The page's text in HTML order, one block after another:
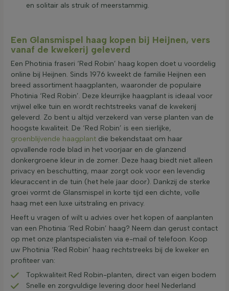
en solitair als struik of meerstammig.
Een Glansmispel haag kopen bij Heijnen, vers
vanaf de kwekerij geleverd
Een Photinia fraseri ‘Red Robin’ haag kopen doet u voordelig
online bij Heijnen. Sinds 1976 kweekt de familie Heijnen een
breed assortiment haagplanten, waaronder de populaire
Photinia ‘Red Robin’. Deze kleurrijke haagplant is ideaal voor
vrijwel elke tuin en wordt rechtstreeks vanaf de kwekerij
geleverd. Zo bent u altijd verzekerd van verse planten van de
hoogste kwaliteit. De ‘Red Robin’ is een sierlijke,
groenblijvende haagplant die bekendstaat om haar
opvallende rode blad in het voorjaar en de glanzend
donkergroene kleur in de zomer. Deze haag biedt niet alleen
privacy en beschutting, maar zorgt ook voor een levendig
kleuraccent in de tuin (het hele jaar door). Dankzij de sterke
groei vormt de Glansmispel in korte tijd een dichte, volle
haag met een luxe uitstraling en privacy.
Heeft u vragen of wilt u advies over het kopen of aanplanten
van een Photinia ‘Red Robin’ haag? Neem dan gerust contact
op met onze plantspecialisten via e-mail of telefoon. Koop
uw Photinia ‘Red Robin’ haag rechtstreeks bij de kweker en
profiteer van:
Topkwaliteit Red Robin-planten, direct van eigen bodem
Snelle en zorgvuldige levering door heel Nederland